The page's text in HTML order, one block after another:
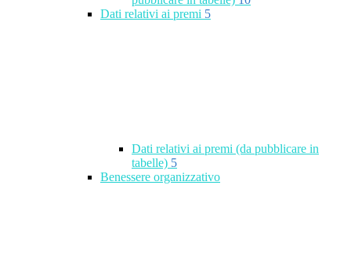
Dati relativi ai premi 5
Dati relativi ai premi (da pubblicare in
tabelle) 5
Benessere organizzativo